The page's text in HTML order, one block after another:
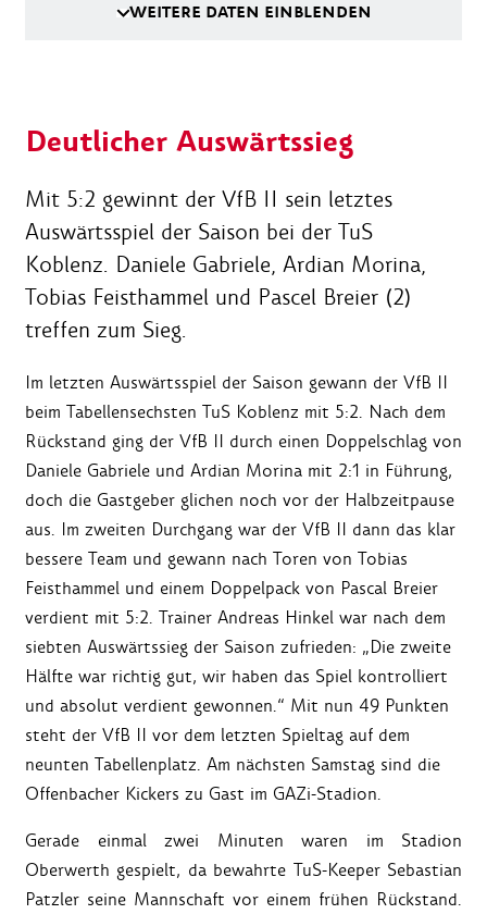
WEITERE DATEN EINBLENDEN
Deutlicher Auswärtssieg
Mit 5:2 gewinnt der VfB II sein letztes
Auswärtsspiel der Saison bei der TuS
Koblenz. Daniele Gabriele, Ardian Morina,
Tobias Feisthammel und Pascel Breier (2)
treffen zum Sieg.
Im letzten Auswärtsspiel der Saison gewann der VfB II
beim Tabellensechsten TuS Koblenz mit 5:2. Nach dem
Rückstand ging der VfB II durch einen Doppelschlag von
Daniele Gabriele und Ardian Morina mit 2:1 in Führung,
doch die Gastgeber glichen noch vor der Halbzeitpause
aus. Im zweiten Durchgang war der VfB II dann das klar
bessere Team und gewann nach Toren von Tobias
Feisthammel und einem Doppelpack von Pascal Breier
verdient mit 5:2. Trainer Andreas Hinkel war nach dem
siebten Auswärtssieg der Saison zufrieden: „Die zweite
Hälfte war richtig gut, wir haben das Spiel kontrolliert
und absolut verdient gewonnen.“ Mit nun 49 Punkten
steht der VfB II vor dem letzten Spieltag auf dem
neunten Tabellenplatz. Am nächsten Samstag sind die
Offenbacher Kickers zu Gast im GAZi-Stadion.
Gerade einmal zwei Minuten waren im Stadion
Oberwerth gespielt, da bewahrte TuS-Keeper Sebastian
Patzler seine Mannschaft vor einem frühen Rückstand.